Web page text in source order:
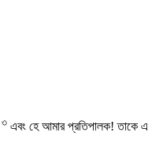
৩ এবং হে আমার প্রতিপালক! তাকে